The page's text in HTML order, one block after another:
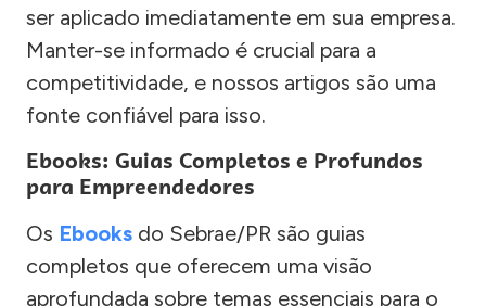
ser aplicado imediatamente em sua empresa.
Manter-se informado é crucial para a
competitividade, e nossos artigos são uma
fonte confiável para isso.
Ebooks: Guias Completos e Profundos
para Empreendedores
Os Ebooks do Sebrae/PR são guias
completos que oferecem uma visão
aprofundada sobre temas essenciais para o